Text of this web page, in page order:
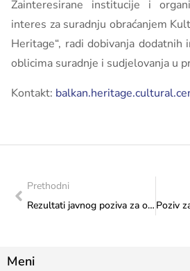
Zainteresirane institucije i
interes za suradnju obraćanjem
Heritage“, radi dobivanja dodatnih
oblicima suradnje i sudjelovanja u
Kontakt:
Prethodni
Rezultati javnog poziva za odabir programa i projekata koji će se sufinancirati iz Proračuna Federacije Bosne i Hercegovine u 2025. godini – Transfer za šport od značaja za Federaciju
Meni